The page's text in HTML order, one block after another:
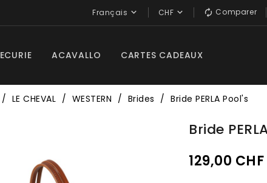
 Comparer
CHF 
Français 
ECURIE ACAVALLO CARTES CADEAUX
LE CHEVAL WESTERN Brides Bride PERLA Pool's
Bride
129,00 CHF